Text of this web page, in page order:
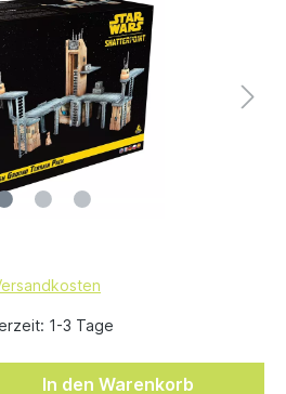
1-3 Tage
In den Warenkorb